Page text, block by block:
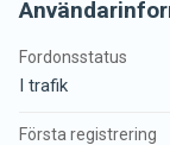
Fordonsstatus
I trafik
Första registrering